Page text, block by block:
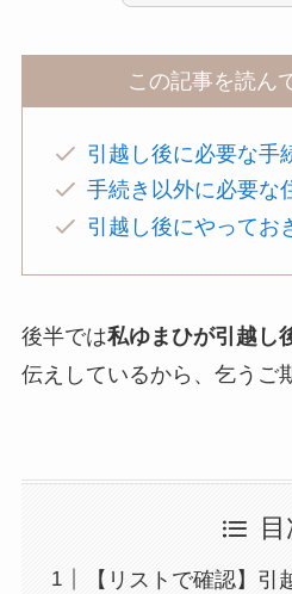
この記事を読ん
引越し後に必要な手
手続き以外に必要な
引越し後にやってお
後半では私ゆまひが引越し
伝えしているから、乞うご
【リストで確認】